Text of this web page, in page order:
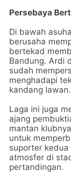
Persebaya
Di bawah
berusaha
bertekad
Bandung. Ardi
sudah
menghadapi
kandang lawan.
Laga ini juga
ajang
mantan
untuk
suporter
atmosfer di
pertandingan.